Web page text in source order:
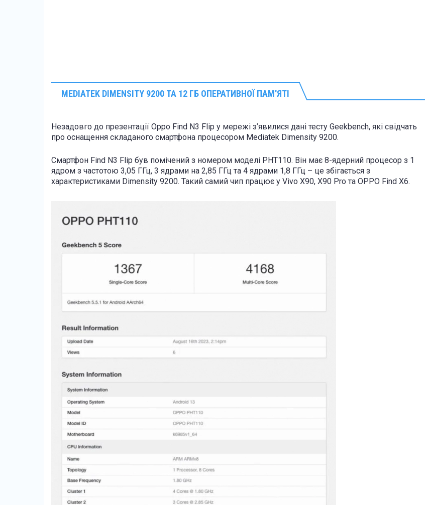
MEDIATEK DIMENSITY 9200 ТА 12 ГБ ОПЕРАТИВНОЇ ПАМ'ЯТІ
Незадовго до презентації Oppo Find N3 Flip у мережі з’явилися дані тесту Geekbench, які свідчать
про оснащення складаного смартфона процесором Mediatek Dimensity 9200.
Смартфон Find N3 Flip був помічений з номером моделі PHT110. Він має 8-ядерний процесор з 1
ядром з частотою 3,05 ГГц, 3 ядрами на 2,85 ГГц та 4 ядрами 1,8 ГГц – це збігається з
характеристиками Dimensity 9200. Такий самий чип працює у Vivo X90, X90 Pro та OPPO Find X6.